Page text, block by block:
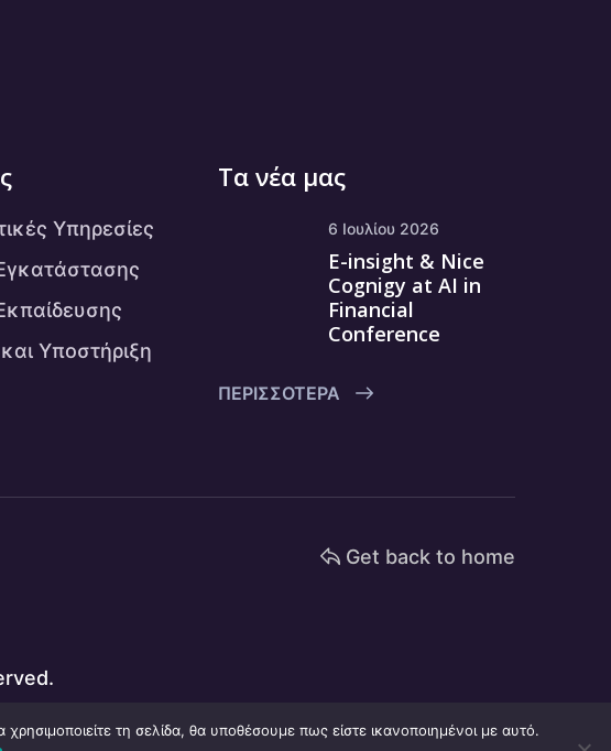
Υπηρεσίες
Υποστήριξη
Τα νέα μας
6 Ιουλίου 2026
E-insight & Nice
Cognigy at AI in
Financial
Conference
ΠΕΡΙΣΣΌΤΕΡΑ
Get back to home
τη σελίδα, θα υποθέσουμε πως είστε ικανοποιημένοι με αυτό.